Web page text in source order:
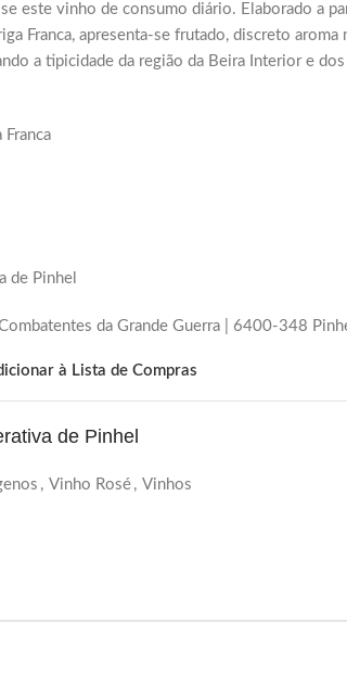
este vinho de consumo diário. Elaborado a
Franca, apresenta-se frutado, discreto aroma
a tipicidade da região da Beira Interior e
Franca
de Pinhel
da Grande Guerra | 6400-348
à Lista de Compras
de Pinhel
, Vinho Rosé , Vinhos